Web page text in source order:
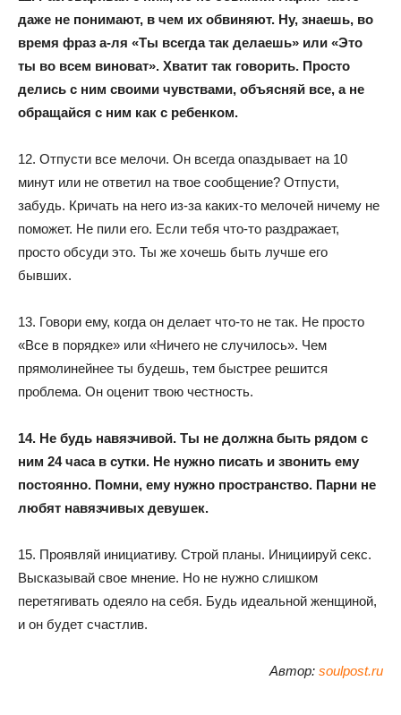
даже не понимают, в чем их обвиняют. Ну, знаешь, во
время фраз а-ля «Ты всегда так делаешь» или «Это
ты во всем виноват». Хватит так говорить. Просто
делись с ним своими чувствами, объясняй все, а не
обращайся с ним как с ребенком.
12. Отпусти все мелочи. Он всегда опаздывает на 10
минут или не ответил на твое сообщение? Отпусти,
забудь. Кричать на него из-за каких-то мелочей ничему не
поможет. Не пили его. Если тебя что-то раздражает,
просто обсуди это. Ты же хочешь быть лучше его
бывших.
13. Говори ему, когда он делает что-то не так. Не просто
«Все в порядке» или «Ничего не случилось». Чем
прямолинейнее ты будешь, тем быстрее решится
проблема. Он оценит твою честность.
14. Не будь навязчивой. Ты не должна быть рядом с
ним 24 часа в сутки. Не нужно писать и звонить ему
постоянно. Помни, ему нужно пространство. Парни не
любят навязчивых девушек.
15. Проявляй инициативу. Строй планы. Инициируй секс.
Высказывай свое мнение. Но не нужно слишком
перетягивать одеяло на себя. Будь идеальной женщиной,
и он будет счастлив.
Автор: soulpost.ru